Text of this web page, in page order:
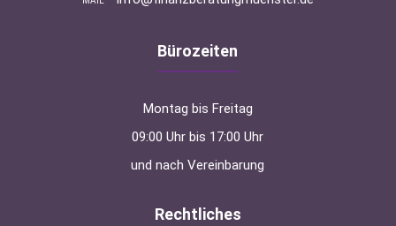
Bürozeiten
Montag bis Freitag
09:00 Uhr bis 17:00 Uhr
und nach Vereinbarung
Rechtliches